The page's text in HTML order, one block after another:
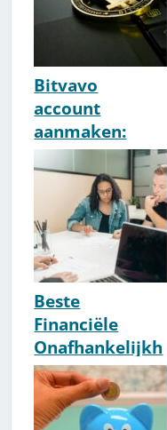
Bitvavo
account
aanmaken:
how-to [2026]
Beste
Financiële
Onafhankelijkh
eid-Experts
Nederland
[2026 Update]